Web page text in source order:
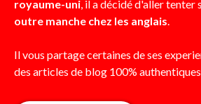
royaume-uni, il a décidé d'aller tenter
outre manche chez les anglais.
Il vous partage certaines de ses
des articles de blog 100%